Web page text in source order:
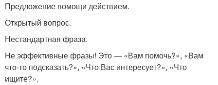
Предложение помощи действием.
Открытый вопрос.
Нестандартная фраза.
Не эффективные фразы! Это — «Вам помочь?», «Вам
что-то подсказать?», «Что Вас интересует?», «Что
ищите?».